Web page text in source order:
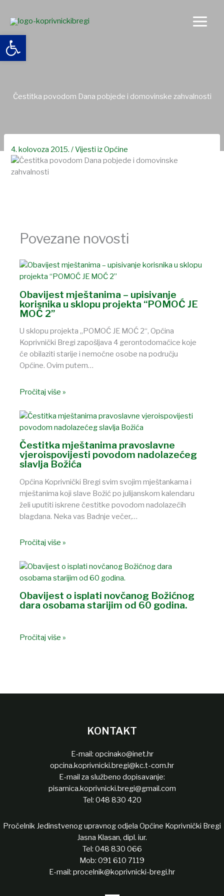
Open toolbar
content
Čestitka povodom Dana pobjede i domovinske zahvalnosti
4. kolovoza 2015./Vijesti iz Općine
Povezane novosti
Obavijest mještanima – upisivanje
korisnika u sklopu projekta “POMOĆ JE
MOĆ 2”
U sklopu projekta „POMOĆ JE MOĆ 2“, Općina
Koprivnički Bregi zapošljava 4 gerontodomaćice koje
će obilaziti starije i nemoćne osobe na području
Općine. Ovim putem…
Pročitaj više »
Čestitka mještanima pravoslavne
vjeroispovijesti povodom nadolazećeg
slavlja Božića
Općina Koprivnički Bregi svim svojim mještankama i
mještanima koji slave Božić po julijanskom kalendaru
želi uputiti iskrene čestitke povodom nadolazećih
blagdana. Neka vas Badnje večer,…
Pročitaj više »
Obavijest o isplati novčanog Božićnog
dara osobama starijim od 60 godina.
Pročitaj više »
KONTAKT
E-mail: opcinako@inet.hr
opcina.koprivnicki.bregi@kc.t-com.hr
E-mail za službeno dopisavanje:
pisarnica.koprivnicki.bregi@gmail.com
Tel: 048 830 420
Pročelnik Jedinstvenog upravnog odjela Općine Koprivnički Bregi
Jasna Klasan, dipl. iur.
Tel: 048 830 066
Mob: 091 610 7119
E-mail: procelnik@koprivnicki-bregi.hr